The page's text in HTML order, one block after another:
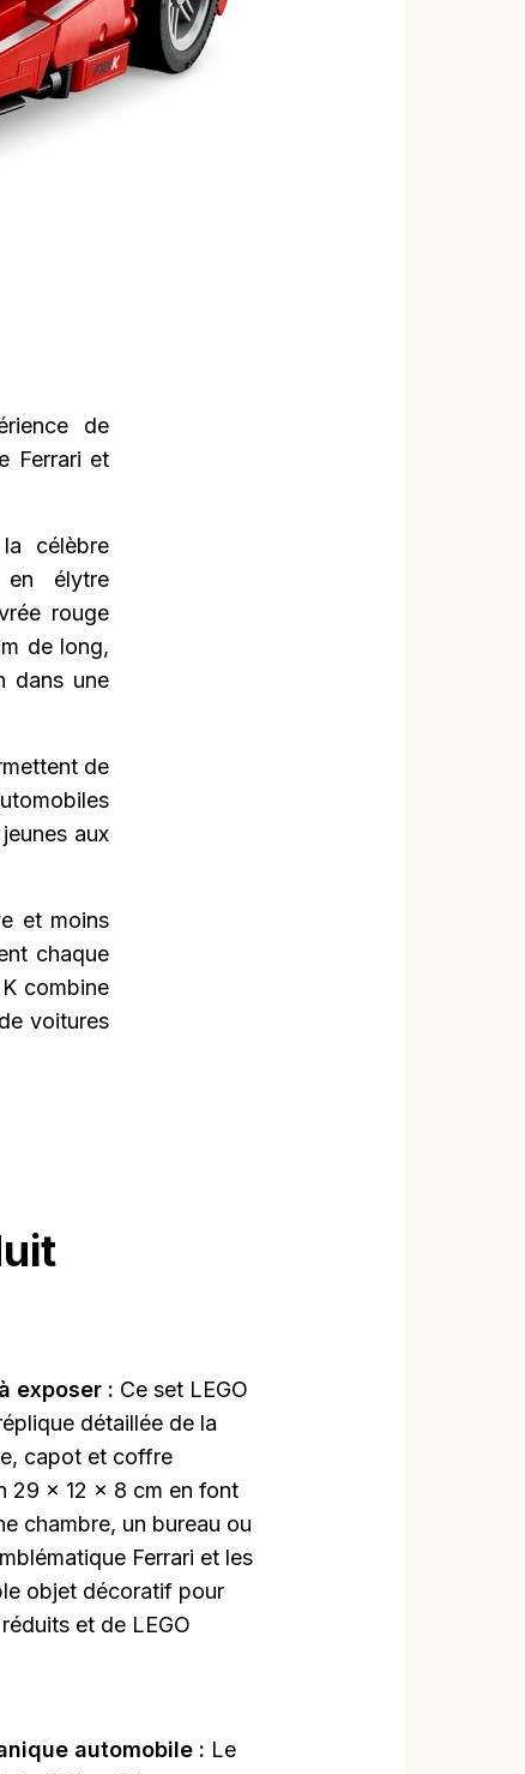
de
Ferrari et
célèbre
élytre
rouge
de long,
dans une
de
aux
et moins
chaque
combine
voitures
exposer : Ce set LEGO
détaillée de la
capot et coffre
29 x 12 x 8 cm en font
chambre, un bureau ou
Ferrari et les
objet décoratif pour
et de LEGO
automobile : Le